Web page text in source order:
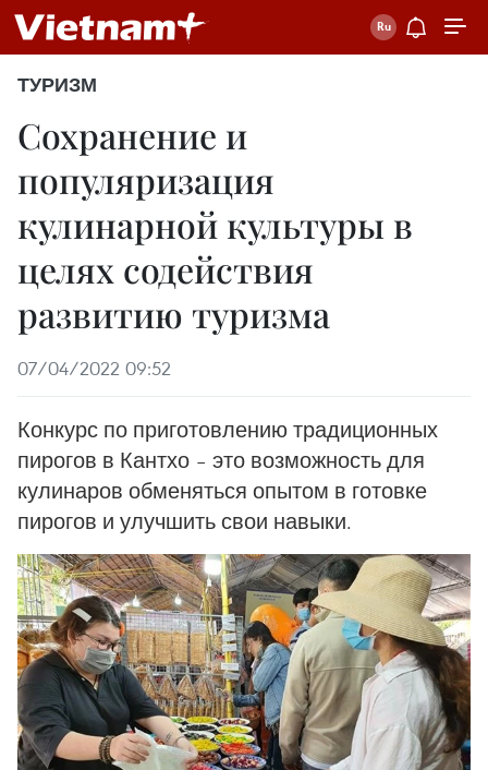
ТУРИЗМ
Сохранение и
популяризация
кулинарной культуры в
целях содействия
развитию туризма
07/04/2022 09:52
Конкурс по приготовлению традиционных
пирогов в Кантхо – это возможность для
кулинаров обменяться опытом в готовке
пирогов и улучшить свои навыки.